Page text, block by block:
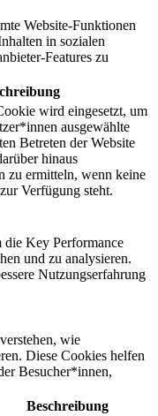
Website-Funktionen
in sozialen
Features zu
wird eingesetzt, um
ausgewählte
Betreten der Website
hinaus
zu ermitteln, wenn keine
Verfügung steht.
die Key Performance
und zu analysieren.
Nutzungserfahrung
wie
Diese Cookies helfen
Besucher*innen,
Beschreibung